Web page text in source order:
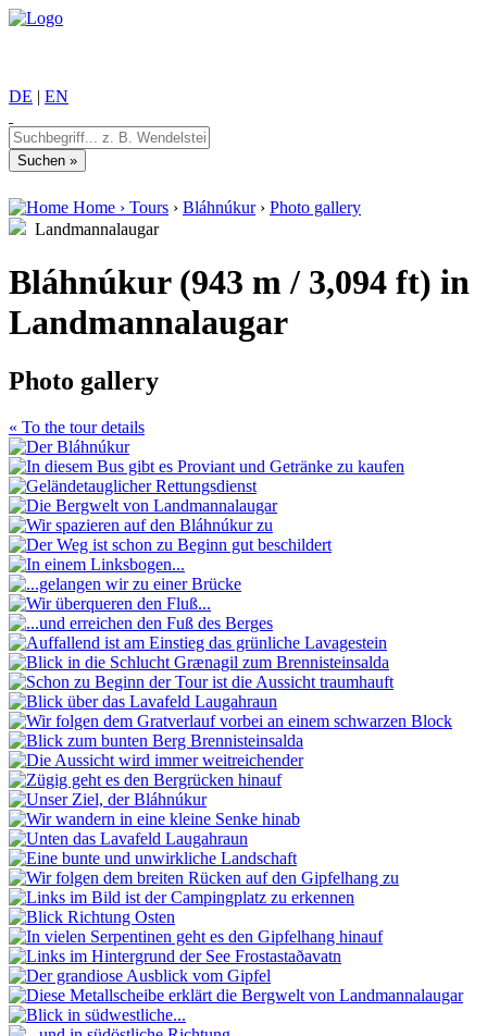
DE | EN
Home › Tours › Bláhnúkur › Photo gallery
Landmannalaugar
Bláhnúkur (943 m / 3,094 ft) in
Landmannalaugar
Photo gallery
« To the tour details